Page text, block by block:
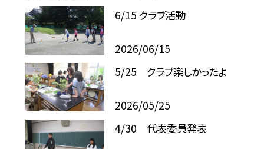
6/15 クラブ活動
2026/06/15
5/25 クラブ楽しかったよ
2026/05/25
4/30 代表委員発表